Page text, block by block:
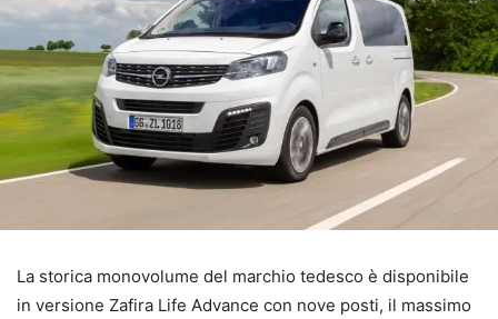
La storica monovolume del marchio tedesco è disponibile
in versione Zafira Life Advance con nove posti, il massimo